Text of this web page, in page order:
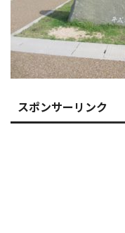
スポンサーリンク